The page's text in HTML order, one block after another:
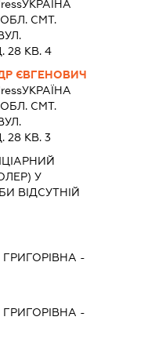
УКРАЇНА
СМТ.
28 КВ. 4
ЄВГЕНОВИЧ
УКРАЇНА
СМТ.
КВ. 3
У
ВІДСУТНІЙ
-
-